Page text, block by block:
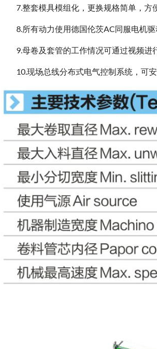
7.整套模具模组化，更换规格简单，方
8.所有动力使用德国伦茨AC同服电机驱
9.母卷及套管的工作情况可通过视频进
10.现场总线分布式电气控制系统，可